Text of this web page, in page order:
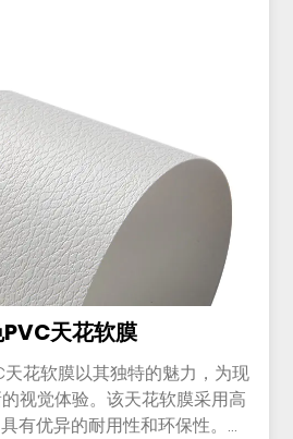
天花软膜
花软膜以其独特的魅力，为现
视觉体验。该天花软膜采用高
有优异的耐用性和环保性。其